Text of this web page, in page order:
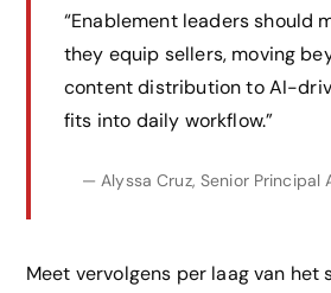
“Enablement leaders should
they equip sellers, moving
content distribution to AI-
fits into daily workflow.”
— Alyssa Cruz, Senior Principal
Meet vervolgens per laag van het